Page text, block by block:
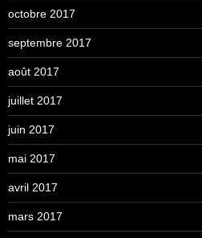
octobre 2017
septembre 2017
août 2017
juillet 2017
juin 2017
mai 2017
avril 2017
mars 2017